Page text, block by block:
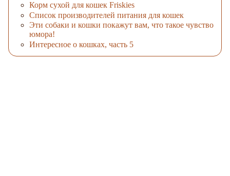
Корм сухой для кошек Friskies
Список производителей питания для кошек
Эти собаки и кошки покажут вам, что такое чувство
юмора!
Интересное о кошках, часть 5